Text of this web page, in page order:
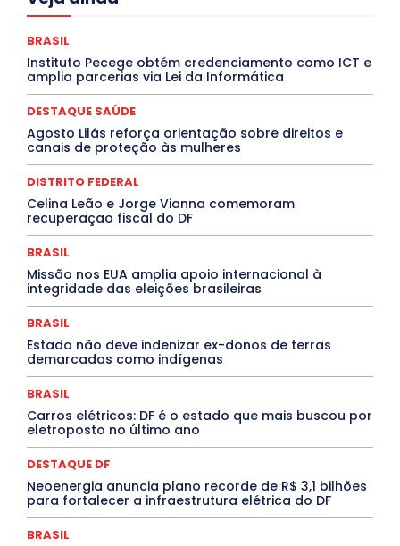
Ceará
CONTRATO TEMPORÁRIO
Crônica Política
Crônicas
CULTURA
Cultura e Tal
DANÇA Dengue
Destaques Enfermagem Unida
DESTAQUES OUTROS
DISTRITO FEDERAL
EDUCAÇÃO
EMPREGO E OPORTUNIDADES
ENTORNO
Especial
Espírito Santo
EXPOSIÇÃO
Featured
Febre Amarela
Febre Oropouche
Mato Grosso do Sul
MEIO AMBIENTE
Minas Gerais
MOBILIDADE
MPOX MÚSICA
Opinião
Oropouche Pará Paraíba
Paraná
PROCESSO SELETIVO
PUBLIEDITORIAL
QUALIFICAÇÃO PROFISSIONAL
Rio de Janeiro
Rio Grande do Sul
Roraima
Saúde Agora
SEGURANÇA
Soltando o Verbo
TÁ FROID?
TEATRO TECNOLOGIA
TIC TAC
Tocantins
BRASIL
Instituto Pecege obtém credenciamento como ICT e
amplia parcerias via Lei da Informática
DESTAQUE SAÚDE
Agosto Lilás reforça orientação sobre direitos e
canais de proteção às mulheres
DISTRITO FEDERAL
Celina Leão e Jorge Vianna comemoram
recuperaçao fiscal do DF
BRASIL
Missão nos EUA amplia apoio internacional à
integridade das eleições brasileiras
BRASIL
Estado não deve indenizar ex-donos de terras
demarcadas como indígenas
BRASIL
Carros elétricos: DF é o estado que mais buscou por
eletroposto no último ano
DESTAQUE DF
Neoenergia anuncia plano recorde de R$ 3,1 bilhões
para fortalecer a infraestrutura elétrica do DF
BRASIL